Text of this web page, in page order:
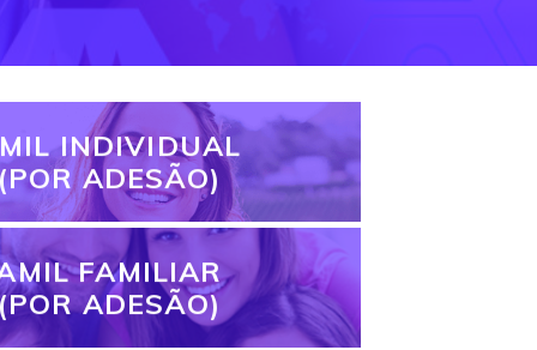
INDIVIDUAL
ADESÃO)
FAMILIAR
ADESÃO)